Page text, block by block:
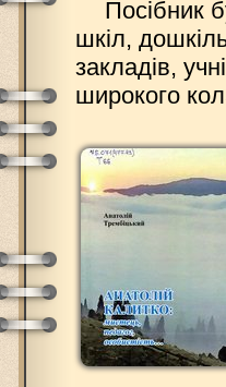
Посібник
шкіл,
закладів,
широкого